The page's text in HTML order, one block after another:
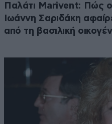
Παλάτι Marivent: Πώς
Ιωάννη Σαριδάκη
από τη βασιλική